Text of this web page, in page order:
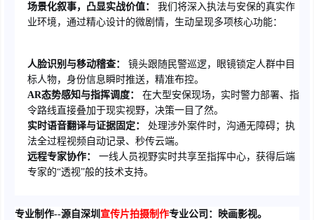
场景化叙事，凸显实战价值：
我们将深入执法与安保的真实作
业环境，通过精心设计的微剧情，生动呈现多项核心功能：
人脸识别与移动稽查：
镜头跟随民警巡逻，眼镜锁定人群中目
标人物，身份信息瞬时推送，精准布控。
AR态势感知与指挥调度：
在大型安保现场，实时警力部署、指
令路线直接叠加于现实视野，决策一目了然。
实时语音翻译与证据固定：
处理涉外案件时，沟通无障碍；执
法全过程视频自动记录、秒传云端。
远程专家协作：
一线人员视野实时共享至指挥中心，获得后端
专家的“透视”般的技术支持。
专业制作--源自深圳 宣传片拍摄制作专业公司：映画影视。